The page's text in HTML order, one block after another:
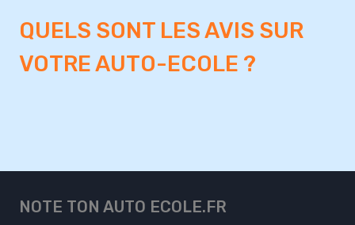
QUELS SONT LES AVIS SUR
VOTRE AUTO-ECOLE ?
NOTE TON AUTO ECOLE.FR